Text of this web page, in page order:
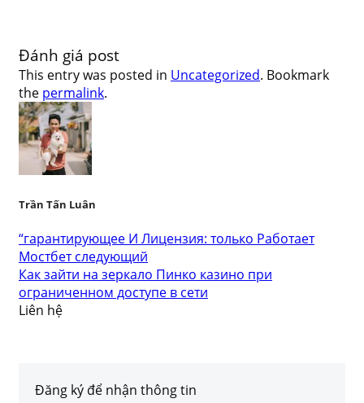
Đánh giá post
This entry was posted in Uncategorized. Bookmark
the permalink.
Trần Tấn Luân
“гарантирующее И Лицензия: только Работает
Мостбет следующий
Как зайти на зеркало Пинко казино при
ограниченном доступе в сети
Liên hệ
Đăng ký để nhận thông tin